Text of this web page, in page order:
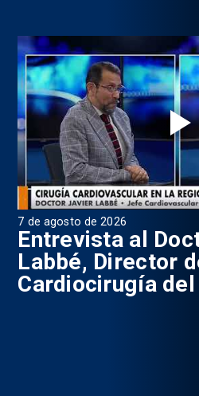
7 de agosto de 2026
Entrevista al
Labbé, Director
Cardiocirugía del